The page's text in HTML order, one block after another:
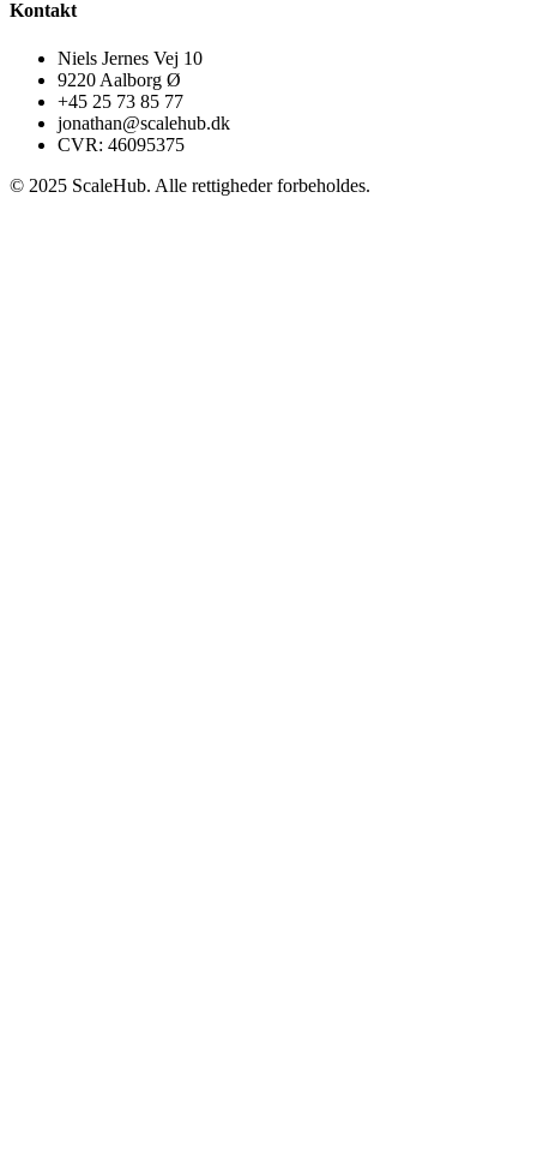
Kontakt
Niels Jernes Vej 10
9220 Aalborg Ø
+45 25 73 85 77
jonathan@scalehub.dk
CVR: 46095375
© 2025 ScaleHub. Alle rettigheder forbeholdes.